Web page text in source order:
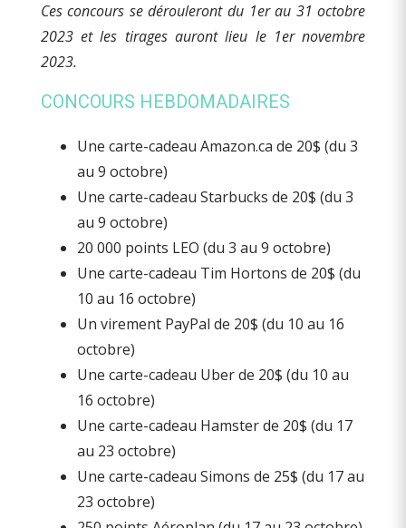
Ces concours se dérouleront du 1er au 31 octobre
2023 et les tirages auront lieu le 1er novembre
2023.
CONCOURS HEBDOMADAIRES
Une carte-cadeau Amazon.ca de 20$ (du 3
au 9 octobre)
Une carte-cadeau Starbucks de 20$ (du 3
au 9 octobre)
20 000 points LEO (du 3 au 9 octobre)
Une carte-cadeau Tim Hortons de 20$ (du
10 au 16 octobre)
Un virement PayPal de 20$ (du 10 au 16
octobre)
Une carte-cadeau Uber de 20$ (du 10 au
16 octobre)
Une carte-cadeau Hamster de 20$ (du 17
au 23 octobre)
Une carte-cadeau Simons de 25$ (du 17 au
23 octobre)